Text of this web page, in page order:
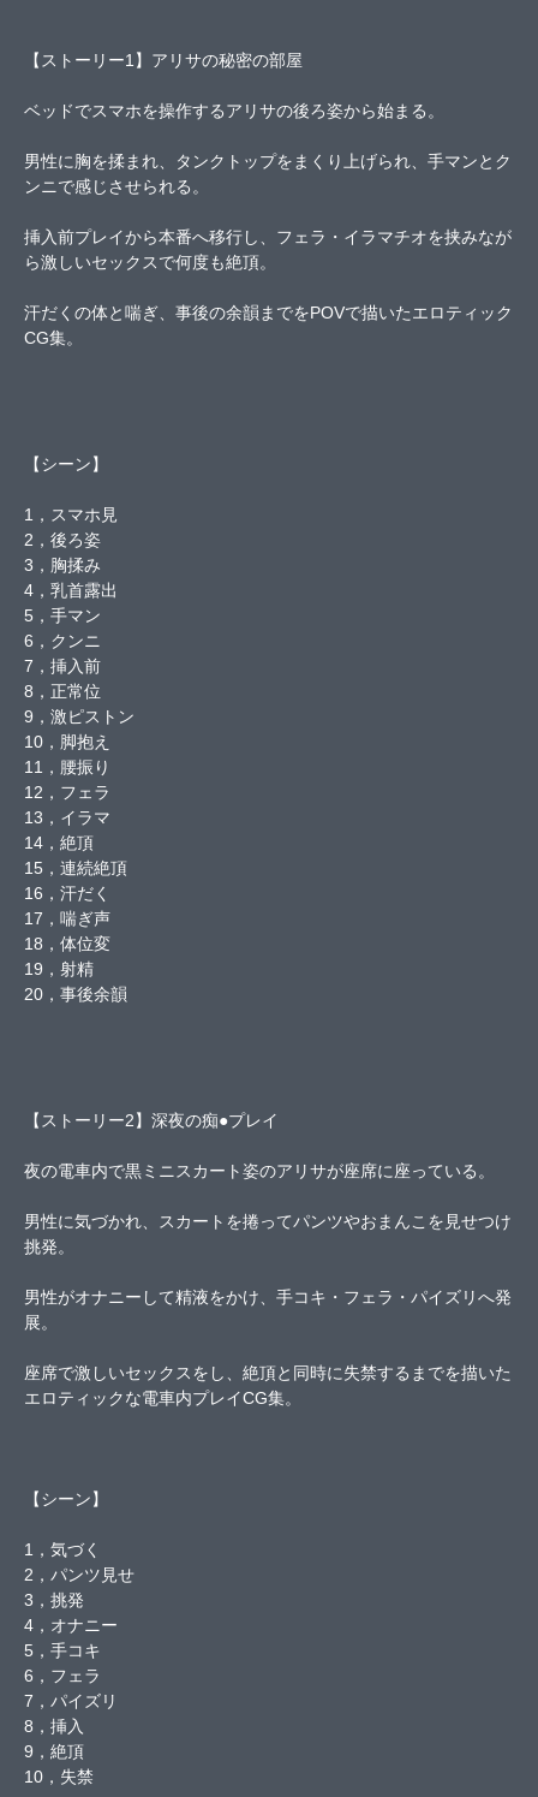
【ストーリー1】アリサの秘密の部屋
ベッドでスマホを操作するアリサの後ろ姿から始まる。
男性に胸を揉まれ、タンクトップをまくり上げられ、手マンとク
ンニで感じさせられる。
挿入前プレイから本番へ移行し、フェラ・イラマチオを挟みなが
ら激しいセックスで何度も絶頂。
汗だくの体と喘ぎ、事後の余韻までをPOVで描いたエロティック
CG集。
【シーン】
1，スマホ見
2，後ろ姿
3，胸揉み
4，乳首露出
5，手マン
6，クンニ
7，挿入前
8，正常位
9，激ピストン
10，脚抱え
11，腰振り
12，フェラ
13，イラマ
14，絶頂
15，連続絶頂
16，汗だく
17，喘ぎ声
18，体位変
19，射精
20，事後余韻
【ストーリー2】深夜の痴●プレイ
夜の電車内で黒ミニスカート姿のアリサが座席に座っている。
男性に気づかれ、スカートを捲ってパンツやおまんこを見せつけ
挑発。
男性がオナニーして精液をかけ、手コキ・フェラ・パイズリへ発
展。
座席で激しいセックスをし、絶頂と同時に失禁するまでを描いた
エロティックな電車内プレイCG集。
【シーン】
1，気づく
2，パンツ見せ
3，挑発
4，オナニー
5，手コキ
6，フェラ
7，パイズリ
8，挿入
9，絶頂
10，失禁